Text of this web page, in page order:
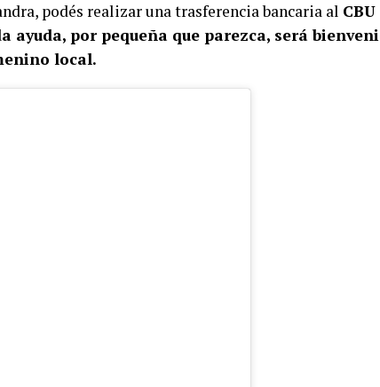
podés realizar una trasferencia bancaria al CBU
ayuda, por pequeña que parezca, será
local.